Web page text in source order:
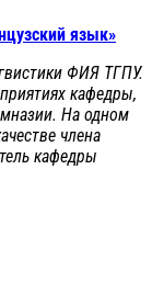
язык»
ФИЯ ТГПУ.
кафедры,
На одном
члена
кафедры